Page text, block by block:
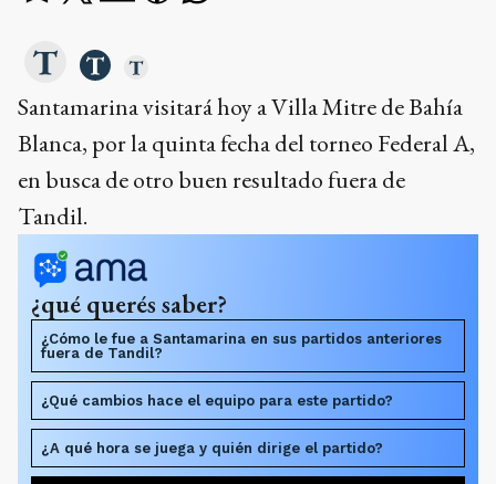
Santamarina visitará hoy a Villa Mitre de Bahía
Blanca, por la quinta fecha del torneo Federal A,
en busca de otro buen resultado fuera de
Tandil.
¿qué querés saber?
¿Cómo le fue a Santamarina en sus partidos anteriores
fuera de Tandil?
¿Qué cambios hace el equipo para este partido?
¿A qué hora se juega y quién dirige el partido?